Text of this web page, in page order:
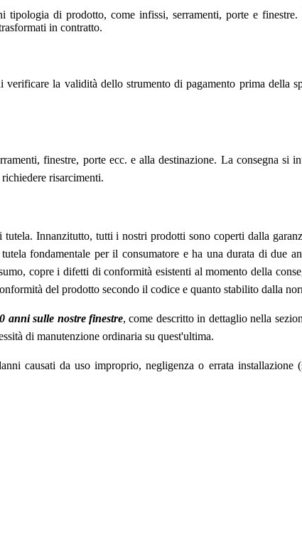
tipologia di prodotto, come infissi, serramenti, porte e
in contratto.
la validità dello strumento di pagamento prima della
finestre, porte ecc. e alla destinazione. La consegna si
risarcimenti.
Innanzitutto, tutti i nostri prodotti sono coperti dalla
fondamentale per il consumatore e ha una durata di due
copre i difetti di conformità esistenti al momento della
del prodotto secondo il codice e quanto stabilito dalla
anni sulle nostre finestre, come descritto in dettaglio nella
di manutenzione ordinaria su quest'ultima.
causati da uso improprio, negligenza o errata installazione